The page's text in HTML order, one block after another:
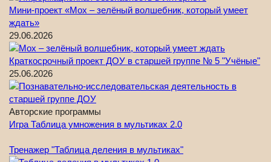
Мини-проект «Мох – зелёный волшебник, который умеет
ждать»
29.06.2026
Краткосрочный проект ДОУ в старшей группе № 5 "Учёные"
25.06.2026
Авторские программы
Игра Таблица умножения в мультиках 2.0
Тренажер "Таблица деления в мультиках"